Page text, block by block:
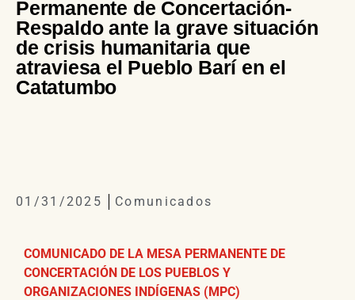
Permanente de Concertación-
Respaldo ante la grave situación
de crisis humanitaria que
atraviesa el Pueblo Barí en el
Catatumbo
01/31/2025 Comunicados
COMUNICADO DE LA MESA PERMANENTE DE
CONCERTACIÓN DE LOS PUEBLOS Y
ORGANIZACIONES INDÍGENAS (MPC)